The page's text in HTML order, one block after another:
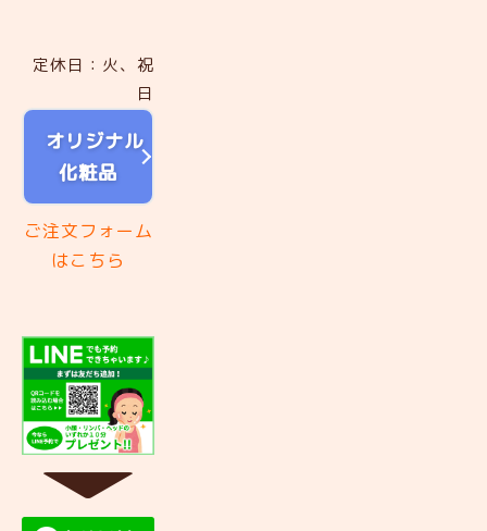
定休日：火、祝
日
オリジナル
化粧品
ご注文フォーム
はこちら
▼